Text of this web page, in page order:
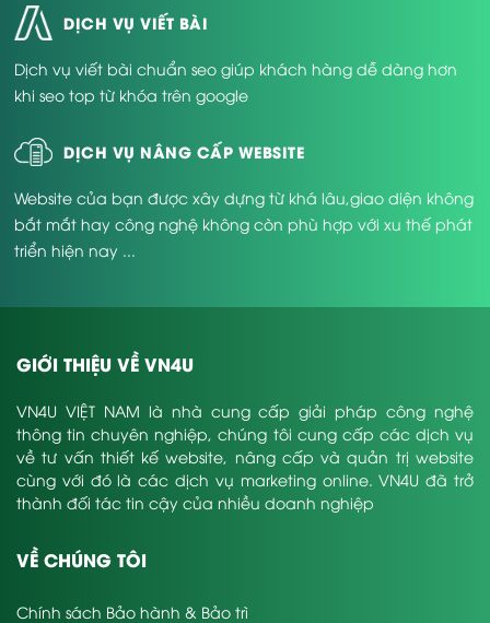
DỊCH VỤ VIẾT BÀI
Dịch vụ viết bài chuẩn seo giúp khách hàng dễ dàng hơn
khi seo top từ khóa trên google
DỊCH VỤ NÂNG CẤP WEBSITE
Website của bạn được xây dựng từ khá lâu,giao diện không
bắt mắt hay công nghệ không còn phù hợp với xu thế phát
triển hiện nay ...
GIỚI THIỆU VỀ VN4U
VN4U VIỆT NAM là nhà cung cấp giải pháp công nghệ
thông tin chuyên nghiệp, chúng tôi cung cấp các dịch vụ
về tư vấn thiết kế website, nâng cấp và quản trị website
cùng với đó là các dịch vụ marketing online. VN4U đã trở
thành đối tác tin cậy của nhiều doanh nghiệp
VỀ CHÚNG TÔI
Chính sách Bảo hành & Bảo trì